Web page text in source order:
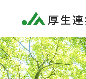
ネットワーク
厚生連病院の
治験依頼者様